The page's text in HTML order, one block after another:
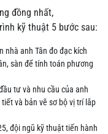
đồng nhất,
kỹ thuật 5 bước sau:
nhà anh Tân đo đạc kích
sàn để tính toán phương
tư và nhu cầu của anh
và bản vẽ sơ bộ vị trí lắp
đội ngũ kỹ thuật tiến hành